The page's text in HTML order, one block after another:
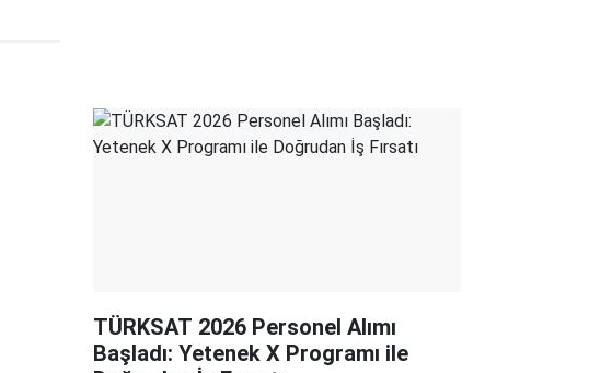
TÜRKSAT 2026 Personel Alımı
Başladı: Yetenek X Programı ile